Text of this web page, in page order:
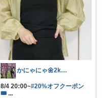
かにゃにゃ🌼2kids mama
8/4 20:00~#20%オフクーポン
🎟 ...